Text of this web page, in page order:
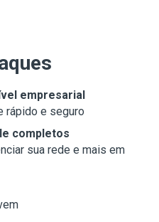
empresarial
rápido e seguro
completos
sua rede e mais em